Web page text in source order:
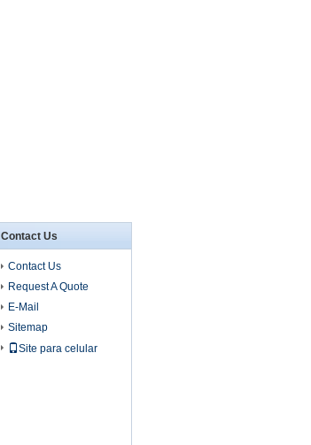
Contact Us
Contact Us
Request A Quote
E-Mail
Sitemap
Site para celular